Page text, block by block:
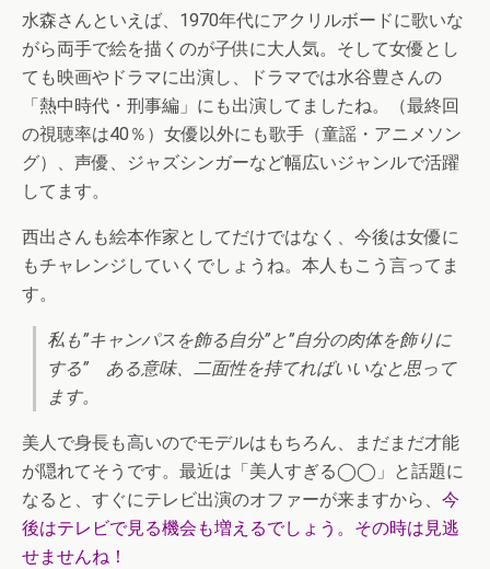
水森さんといえば、1970年代にアクリルボードに歌いな
がら両手で絵を描くのが子供に大人気。そして女優とし
ても映画やドラマに出演し、ドラマでは水谷豊さんの
「熱中時代・刑事編」にも出演してましたね。（最終回
の視聴率は40％）女優以外にも歌手（童謡・アニメソン
グ）、声優、ジャズシンガーなど幅広いジャンルで活躍
してます。
西出さんも絵本作家としてだけではなく、今後は女優に
もチャレンジしていくでしょうね。本人もこう言ってま
す。
私も”キャンパスを飾る自分”と”自分の肉体を飾りに
する” ある意味、二面性を持てればいいなと思って
ます。
美人で身長も高いのでモデルはもちろん、まだまだ才能
が隠れてそうです。最近は「美人すぎる◯◯」と話題に
なると、すぐにテレビ出演のオファーが来ますから、 今
後はテレビで見る機会も増えるでしょう。その時は見逃
せませんね！